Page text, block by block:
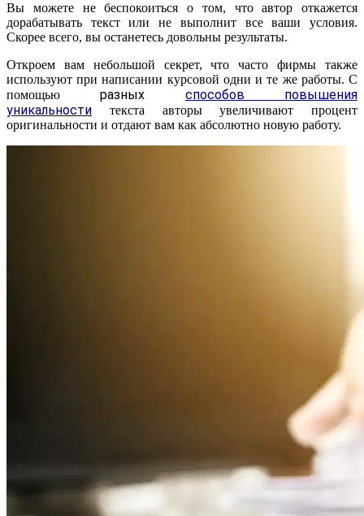
Вы можете не беспокоиться о том, что автор откажется
дорабатывать текст или не выполнит все ваши условия.
Скорее всего, вы останетесь довольны результаты.
Откроем вам небольшой секрет, что часто фирмы также
используют при написании курсовой одни и те же работы. С
помощьюразных способов повышения
уникальности текста авторы увеличивают процент
оригинальности и отдают вам как абсолютно новую работу.